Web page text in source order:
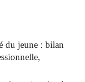
du jeune : bilan